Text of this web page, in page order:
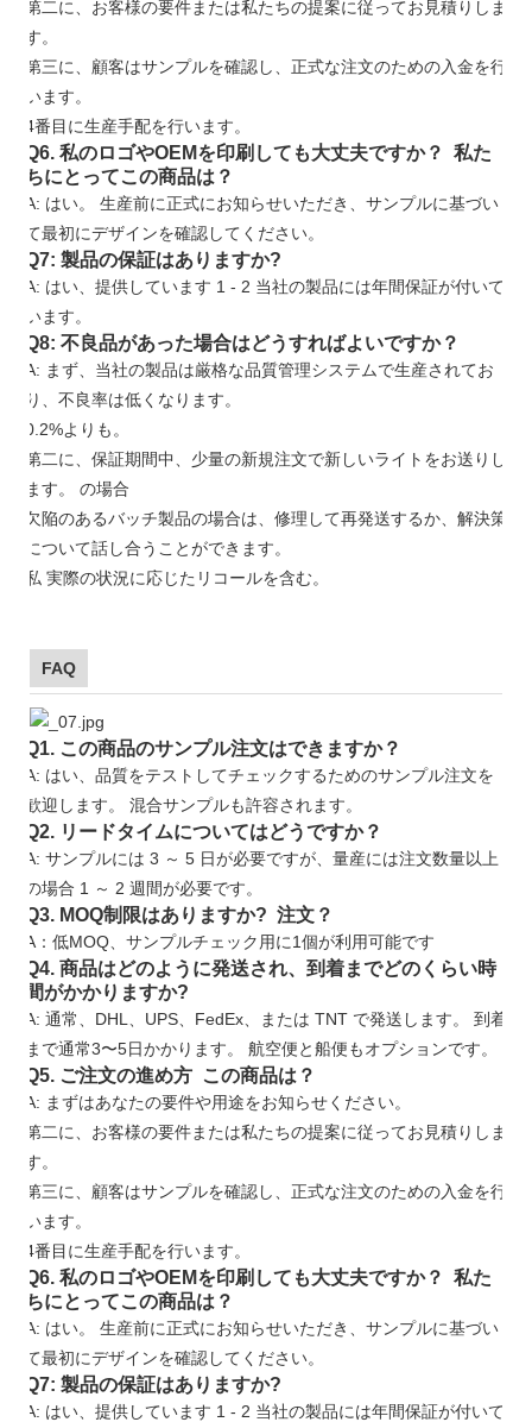
第二に、お客様の要件または私たちの提案に従ってお見積りしま
す。
第三に、顧客はサンプルを確認し、正式な注文のための入金を行
います。
4番目に生産手配を行います。
Q6. 私のロゴやOEMを印刷しても大丈夫ですか？ 私た
ちにとってこの商品は？
A: はい。 生産前に正式にお知らせいただき、サンプルに基づい
て最初にデザインを確認してください。
Q7: 製品の保証はありますか?
A: はい、提供しています 1 - 2 当社の製品には年間保証が付いて
います。
Q8: 不良品があった場合はどうすればよいですか？
A: まず、当社の製品は厳格な品質管理システムで生産されてお
り、不良率は低くなります。
0.2%よりも。
第二に、保証期間中、少量の新規注文で新しいライトをお送りし
ます。 の場合
欠陥のあるバッチ製品の場合は、修理して再発送するか、解決策
について話し合うことができます。
私 実際の状況に応じたリコールを含む。
FAQ
Q1. この商品のサンプル注文はできますか？
A: はい、品質をテストしてチェックするためのサンプル注文を
歓迎します。 混合サンプルも許容されます。
Q2. リードタイムについてはどうですか？
A: サンプルには 3 ～ 5 日が必要ですが、量産には注文数量以上
の場合 1 ～ 2 週間が必要です。
Q3. MOQ制限はありますか? 注文？
A：低MOQ、サンプルチェック用に1個が利用可能です
Q4. 商品はどのように発送され、到着までどのくらい時
間がかかりますか?
A: 通常、DHL、UPS、FedEx、または TNT で発送します。 到着
まで通常3〜5日かかります。 航空便と船便もオプションです。
Q5. ご注文の進め方 この商品は？
A: まずはあなたの要件や用途をお知らせください。
第二に、お客様の要件または私たちの提案に従ってお見積りしま
す。
第三に、顧客はサンプルを確認し、正式な注文のための入金を行
います。
4番目に生産手配を行います。
Q6. 私のロゴやOEMを印刷しても大丈夫ですか？ 私た
ちにとってこの商品は？
A: はい。 生産前に正式にお知らせいただき、サンプルに基づい
て最初にデザインを確認してください。
Q7: 製品の保証はありますか?
A: はい、提供しています 1 - 2 当社の製品には年間保証が付いて